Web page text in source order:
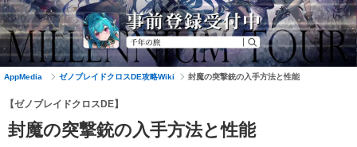
AppMedia ゼノブレイドクロスDE攻略Wiki 封魔の突撃銃の入手方法と性能
【ゼノブレイドクロスDE】
封魔の突撃銃の入手方法と性能